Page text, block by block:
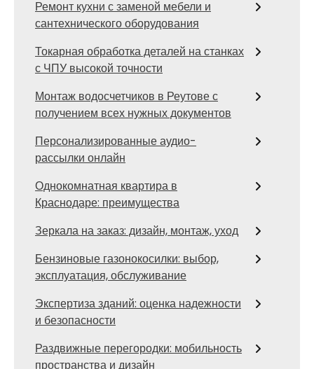
Ремонт кухни с заменой мебели и
сантехнического оборудования
Токарная обработка деталей на станках
с ЧПУ высокой точности
Монтаж водосчетчиков в Реутове с
получением всех нужных документов
Персонализированные аудио-
рассылки онлайн
Однокомнатная квартира в
Краснодаре: преимущества
Зеркала на заказ: дизайн, монтаж, уход
Бензиновые газонокосилки: выбор,
эксплуатация, обслуживание
Экспертиза зданий: оценка надежности
и безопасности
Раздвижные перегородки: мобильность
пространства и дизайн